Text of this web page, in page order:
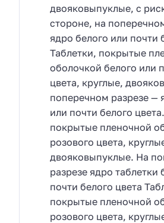
двояковыпуклые, с
стороне, на
ядро белого или почти
Таблетки, покрытые
оболочкой белого или
цвета, круглые,
поперечном разрезе —
или почти белого
покрытые пленочной
розового цвета,
двояковыпуклые. На
разрезе ядро таблетки
почти белого цвета
покрытые пленочной
розового цвета,